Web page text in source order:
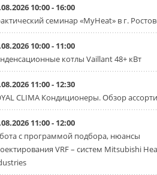
«Русклимат» укрепляет
партнёрство за Уралом
Омск с трёхдневным рабочим
31 ИЮЛЯ 2026
Carrier модернизирует
флагманский чиллер
19XR
Чиллер получил новую
работающую на хладагенте
31 ИЮЛЯ 2026
Mitsubishi расширяет
10:00 - 16:00
семинар «MyHeat» в г.
10:00 - 11:00
котлы Vaillant 48+ кВт
11:00 - 12:30
CLIMA Кондиционеры. Обзор
11:00 - 12:00
с программой подбора, нюансы
VRF – систем Mitsubishi